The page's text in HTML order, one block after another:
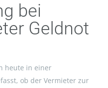
bei
Geldnot
heute in einer
ob der Vermieter zur